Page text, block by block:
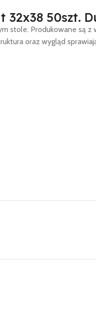
32x38 50szt.
stole. Produkowane są z
oraz wygląd